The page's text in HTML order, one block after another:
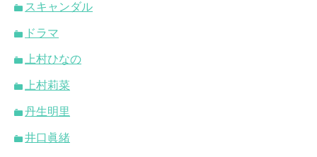
スキャンダル
ドラマ
上村ひなの
上村莉菜
丹生明里
井口眞緒